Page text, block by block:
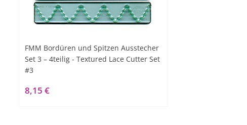
FMM Bordüren und Spitzen Ausstecher
Set 3 – 4teilig - Textured Lace Cutter Set
#3
8,15 €